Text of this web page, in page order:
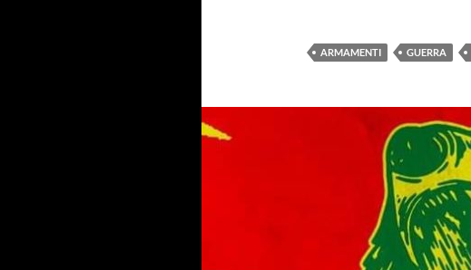
ARMAMENTI GUERRA